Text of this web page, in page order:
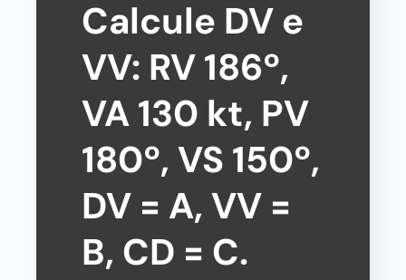
Calcule DV e
VV: RV 186º,
VA 130 kt, PV
180º, VS 150º,
DV = A, VV =
B, CD = C.